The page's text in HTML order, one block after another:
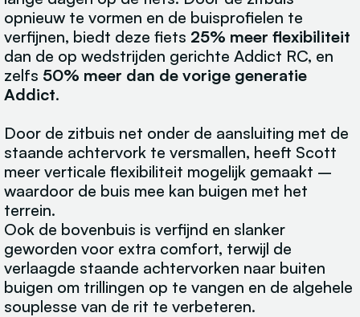
opnieuw te vormen en de buisprofielen te
verfijnen, biedt deze fiets 25% meer flexibiliteit
dan de op wedstrijden gerichte Addict RC, en
zelfs 50% meer dan de vorige generatie
Addict.
Door de zitbuis net onder de aansluiting met de
staande achtervork te versmallen, heeft Scott
meer verticale flexibiliteit mogelijk gemaakt –
waardoor de buis mee kan buigen met het
terrein.
Ook de bovenbuis is verfijnd en slanker
geworden voor extra comfort, terwijl de
verlaagde staande achtervorken naar buiten
buigen om trillingen op te vangen en de algehele
souplesse van de rit te verbeteren.